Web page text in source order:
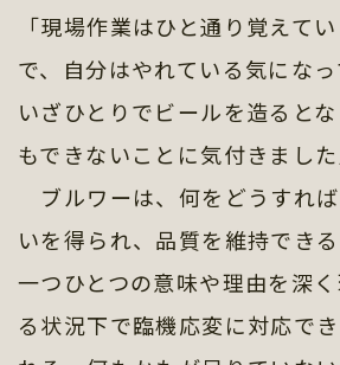
「現場作業はひと通り覚えて
で、自分はやれている気になっ
いざひとりでビールを造ると
もできないことに気付きました
ブルワーは、何をどうすれ
いを得られ、品質を維持でき
一つひとつの意味や理由を深
る状況下で臨機応変に対応で